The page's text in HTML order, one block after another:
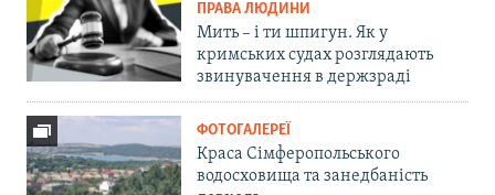
ПРАВА ЛЮДИНИ
Мить – і ти шпигун. Як у
кримських судах розглядають
звинувачення в держзраді
ФОТОГАЛЕРЕЇ
Краса Сімферопольського
водосховища та занедбаність